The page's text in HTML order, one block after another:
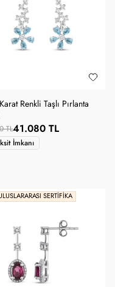
Renkli Taşlı Pırlanta
TL41.080 TL
İmkanı
SERTIFIKA